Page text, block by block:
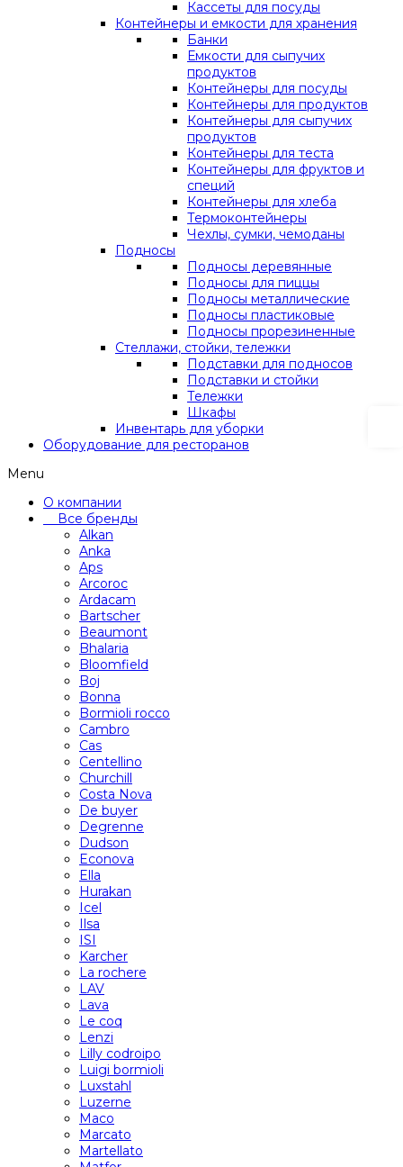
Кассеты для посуды
Контейнеры и емкости для хранения
Банки
Емкости для сыпучих
продуктов
Контейнеры для посуды
Контейнеры для продуктов
Контейнеры для сыпучих
продуктов
Контейнеры для теста
Контейнеры для фруктов и
специй
Контейнеры для хлеба
Термоконтейнеры
Чехлы, сумки, чемоданы
Подносы
Подносы деревянные
Подносы для пиццы
Подносы металлические
Подносы пластиковые
Подносы прорезиненные
Стеллажи, стойки, тележки
Подставки для подносов
Подставки и стойки
Тележки
Шкафы
Инвентарь для уборки
Оборудование для ресторанов
Menu
О компании
Все бренды
Alkan
Anka
Aps
Arcoroc
Ardacam
Bartscher
Beaumont
Bhalaria
Bloomfield
Boj
Bonna
Bormioli rocco
Cambro
Cas
Centellino
Churchill
Costa Nova
De buyer
Degrenne
Dudson
Econova
Ella
Hurakan
Icel
Ilsa
ISI
Karcher
La rochere
LAV
Lava
Le coq
Lenzi
Lilly codroipo
Luigi bormioli
Luxstahl
Luzerne
Maco
Marcato
Martellato